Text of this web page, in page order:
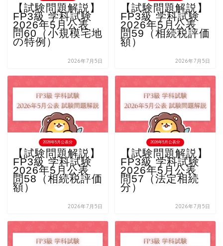
【試験問題解説】
FP3級 学科試験
2026年5月公表
問60（小規模宅地
の特例）
2026年7月5日
【試験問題解説】
FP3級 学科試験
2026年5月公表
問59（相続税評価
額）
2026年7月5日
2026年5月公表分
【試験問題解説】
FP3級 学科試験
2026年5月公表
問58（相続税評価
額）
2026年7月5日
2026年5月公表分
【試験問題解説】
FP3級 学科試験
2026年5月公表
問57（法定相続
分）
2026年7月5日